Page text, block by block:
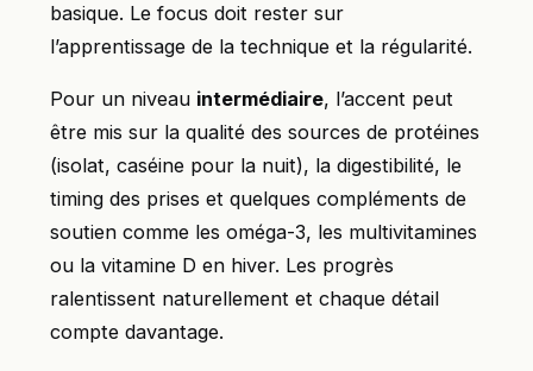
basique. Le focus doit rester sur
l’apprentissage de la technique et la régularité.
Pour un niveau intermédiaire, l’accent peut
être mis sur la qualité des sources de protéines
(isolat, caséine pour la nuit), la digestibilité, le
timing des prises et quelques compléments de
soutien comme les oméga-3, les multivitamines
ou la vitamine D en hiver. Les progrès
ralentissent naturellement et chaque détail
compte davantage.